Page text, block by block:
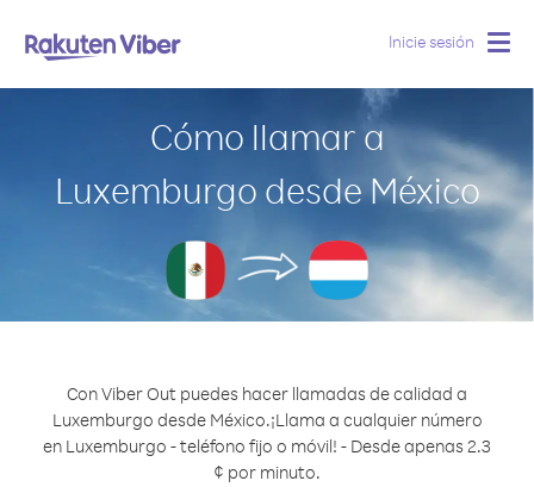
Inicie sesión
Cómo llamar a
Luxemburgo desde México
Con Viber Out puedes hacer llamadas de calidad a
Luxemburgo desde México.¡Llama a cualquier número
en Luxemburgo - teléfono fijo o móvil! - Desde apenas 2.3
¢ por minuto.